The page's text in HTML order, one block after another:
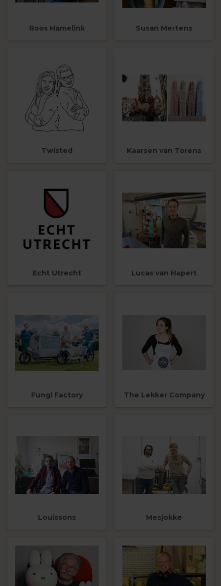
Roos Hamelink Susan Mertens
Twisted Kaarsen van Torens
Echt Utrecht Lucas van Hapert
Fungi Factory The Lekker Company
Louissons Mesjokke